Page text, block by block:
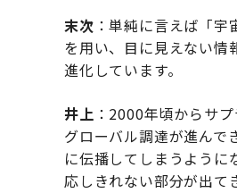
末次 ：単純に言えば「
を用い、目に見えない情
進化しています。
井上 ：2000年頃からサ
グローバル調達が進んで
に伝播してしまうよう
応しきれない部分が出て